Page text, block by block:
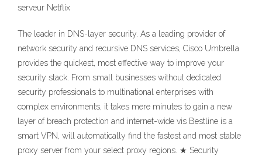
serveur Netflix
The leader in DNS-layer security. As a leading provider of
network security and recursive DNS services, Cisco Umbrella
provides the quickest, most effective way to improve your
security stack. From small businesses without dedicated
security professionals to multinational enterprises with
complex environments, it takes mere minutes to gain a new
layer of breach protection and internet-wide vis Bestline is a
smart VPN, will automatically find the fastest and most stable
proxy server from your select proxy regions. ★ Security